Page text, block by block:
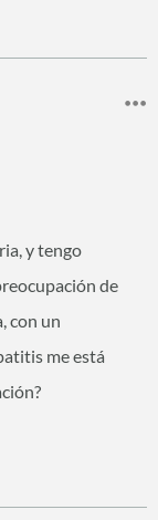
y tengo
de
con un
me está